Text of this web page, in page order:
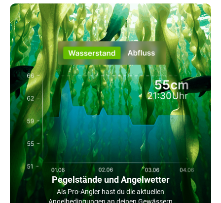
Pegelstände und Angelwetter
Als Pro-Angler hast du die aktuellen
Angelbedingungen an deinen Gewässern